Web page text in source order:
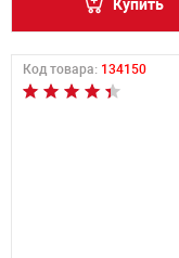
Купить
Код товара: 134150